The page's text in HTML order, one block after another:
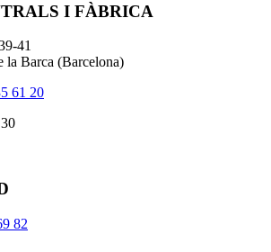
I FÀBRICA
41
la Barca (Barcelona)
61 20
82